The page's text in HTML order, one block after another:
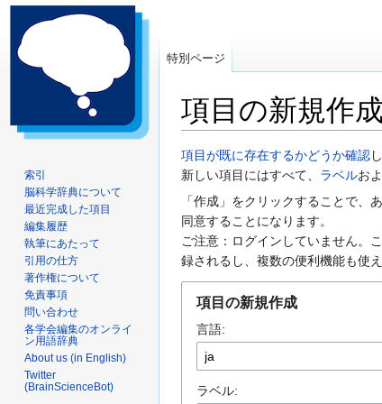
項目の新規作成
ナ
ビ
ゲ
ー
シ
ョ
検
索
に
移
動
項目が既に存在するかどうか確認
新しい項目にはすべて、 ラベルお
「作成」をクリックすることで、
同意することになります。
ご注意：ログインしていません。
録されるし、複数の便利機能も使
項目の新規作成
言語:
ラベル:
特別ページ
索引
脳科学辞典について
最近完成した項目
編集履歴
執筆にあたって
引用の仕方
著作権について
免責事項
問い合わせ
各学会編集のオンライ
ン用語辞典
About us (in English)
Twitter
(BrainScienceBot)